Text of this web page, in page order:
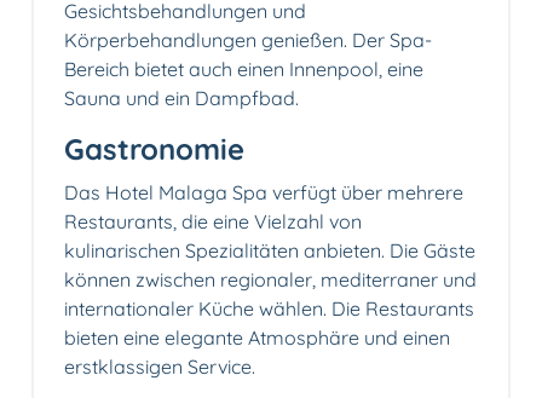
Gesichtsbehandlungen und
Körperbehandlungen genießen. Der Spa-
Bereich bietet auch einen Innenpool, eine
Sauna und ein Dampfbad.
Gastronomie
Das Hotel Malaga Spa verfügt über mehrere
Restaurants, die eine Vielzahl von
kulinarischen Spezialitäten anbieten. Die Gäste
können zwischen regionaler, mediterraner und
internationaler Küche wählen. Die Restaurants
bieten eine elegante Atmosphäre und einen
erstklassigen Service.